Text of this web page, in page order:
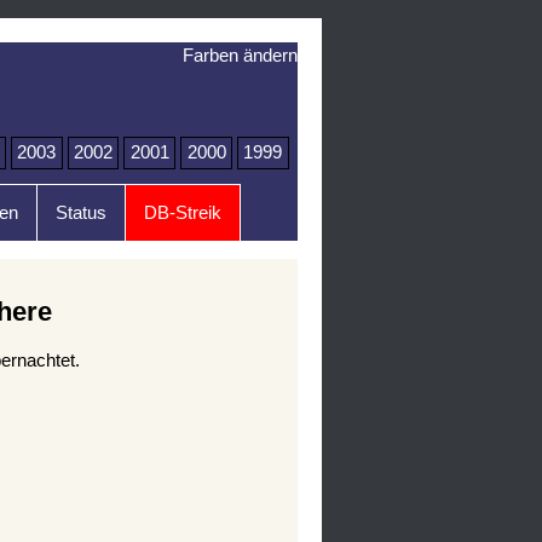
2003 2002 2001 2000 1999
Status DB-Streik
Farben ändern